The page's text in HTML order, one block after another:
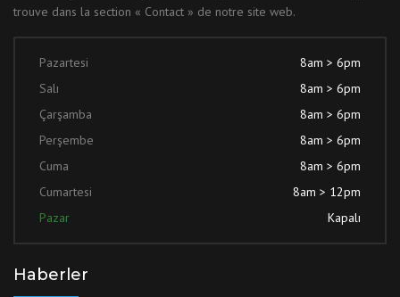
trouve dans la section « Contact » de notre site web.
Pazartesi
8am > 6pm
Salı
8am > 6pm
Çarşamba
8am > 6pm
Perşembe
8am > 6pm
Cuma
8am > 6pm
Cumartesi
8am > 12pm
Pazar
Kapalı
Haberler